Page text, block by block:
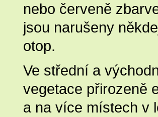
nebo červeně
jsou narušeny
otop.
Ve střední a
vegetace přirozeně
a na více místech v